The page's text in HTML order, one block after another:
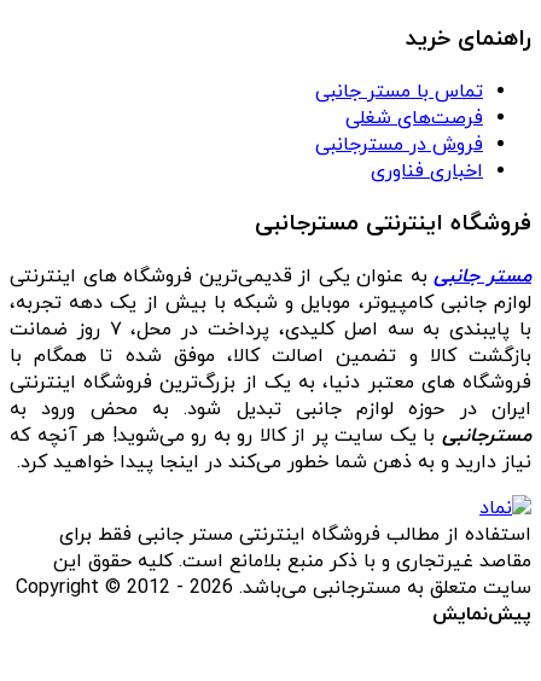
راهنمای خرید
تماس با مستر جانبی
فرصت‌های شغلی
فروش در مسترجانبی
اخباری فناوری
فروشگاه اینترنتی مسترجانبی
مستر جانبیبه عنوان یکی از قدیمی‌ترین فروشگاه های اینترنتی
لوازم جانبی کامپیوتر، موبایل و شبکه با بیش از یک دهه تجربه،
با پایبندی به سه اصل کلیدی، پرداخت در محل، ۷ روز ضمانت
بازگشت کالا و تضمین اصالت کالا، موفق شده تا همگام با
فروشگاه‌ های معتبر دنیا، به یک از بزرگ‌ترین فروشگاه اینترنتی
ایران در حوزه لوازم جانبی تبدیل شود. به محض ورود به
مسترجانبی با یک سایت پر از کالا رو به رو می‌شوید! هر آنچه که
نیاز دارید و به ذهن شما خطور می‌کند در اینجا پیدا خواهید کرد.
استفاده از مطالب فروشگاه اینترنتی مستر جانبی فقط برای
مقاصد غیرتجاری و با ذکر منبع بلامانع است. کلیه حقوق این
سایت متعلق به مسترجانبی می‌باشد. Copyright © 2012 - 2026
پیش‌نمایش